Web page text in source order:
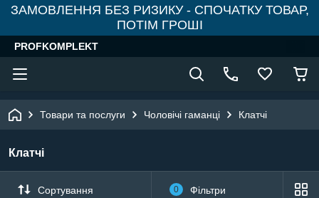
ЗАМОВЛЕННЯ БЕЗ РИЗИКУ - СПОЧАТКУ ТОВАР,
ПОТІМ ГРОШІ
PROFKOMPLEKT
Товари та послуги Чоловічі гаманці Клатчі
Клатчі
Сортування 0 Фільтри